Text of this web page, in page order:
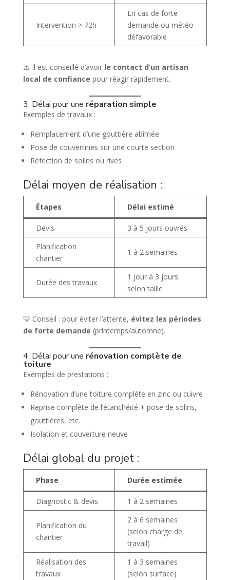
Intervention > 72h
En cas de forte
demande ou météo
défavorable
⚠️ Il est conseillé d’avoir le contact d’un artisan
local de confiance pour réagir rapidement.
3. Délai pour une réparation simple
Exemples de travaux :
Remplacement d’une gouttière abîmée
Pose de couvertines sur une courte section
Réfection de solins ou rives
Délai moyen de réalisation :
Étapes Délai estimé
Devis
3 à 5 jours ouvrés
Planification
chantier
1 à 2 semaines
Durée des travaux
1 jour à 3 jours
selon taille
💡 Conseil : pour éviter l’attente, évitez les périodes
de forte demande (printemps/automne).
4. Délai pour une rénovation complète de
toiture
Exemples de prestations :
Rénovation d’une toiture complète en zinc ou cuivre
Reprise complète de l’étanchéité + pose de solins,
gouttières, etc.
Isolation et couverture neuve
Délai global du projet :
Phase Durée estimée
Diagnostic & devis 1 à 2 semaines
Planification du
chantier
2 à 6 semaines
(selon charge de
travail)
Réalisation des
travaux
1 à 3 semaines
(selon surface)